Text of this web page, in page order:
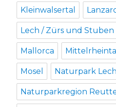
Kleinwalsertal
Lech / Zürs und
Mallorca Mittelrheintal
Mosel Naturpark
Naturparkregion